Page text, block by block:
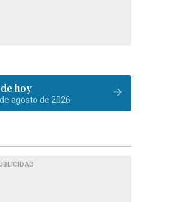
hoy
agosto de 2026